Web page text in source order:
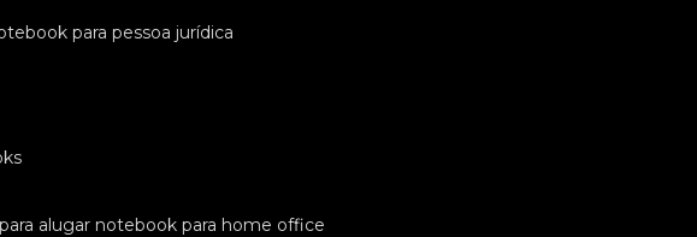
para pessoa jurídica
para alugar notebook para home office